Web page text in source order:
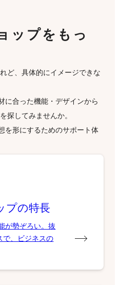
ップをもっ
ど、具体的にイメージできな
に合った機能・デザインから
探してみませんか。
を形にするためのサポート体
プの特長
が勢ぞろい。抜
で、ビジネスの